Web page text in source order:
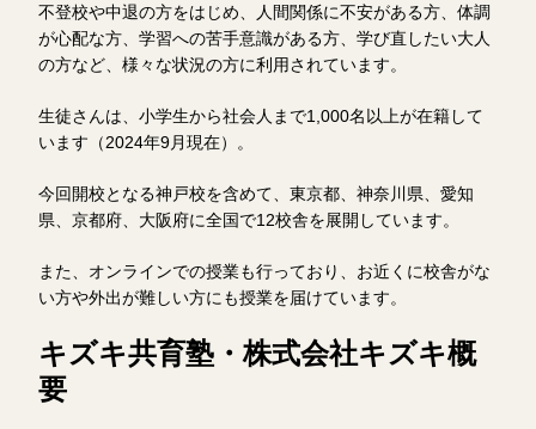
不登校や中退の方をはじめ、人間関係に不安がある方、体調
が心配な方、学習への苦手意識がある方、学び直したい大人
の方など、様々な状況の方に利用されています。
生徒さんは、小学生から社会人まで1,000名以上が在籍して
います（2024年9月現在）。
今回開校となる神戸校を含めて、東京都、神奈川県、愛知
県、京都府、大阪府に全国で12校舎を展開しています。
また、オンラインでの授業も行っており、お近くに校舎がな
い方や外出が難しい方にも授業を届けています。
キズキ共育塾・株式会社キズキ概
要